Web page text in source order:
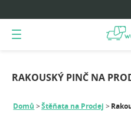
RAKOUSKÝ PINČ NA
Domů Štěňata na Prodej